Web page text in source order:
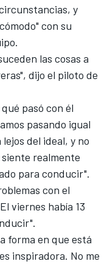
y
con su
las cosas a
dijo el piloto de
pasó con él
pasando igual
del ideal, y no
realmente
para conducir".
con el
viernes había 13
forma en que está
inspiradora. No me